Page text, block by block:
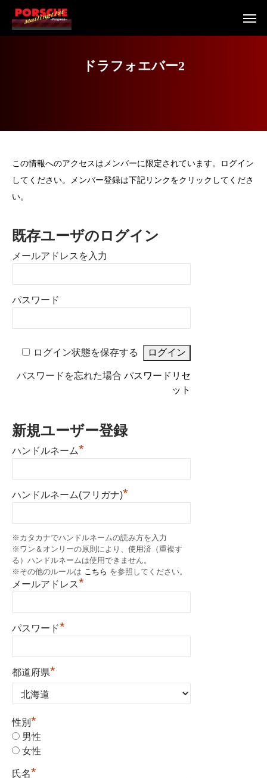
ドラ フ ォ エバー2
この情報へのアクセスはメンバーに限定されています。ログイン
してください。メンバー登録は下記リンクをクリックしてくださ
い。
既存ユーザのログイン
メールアドレスを入力
パスワード
ログイン状態を保存する
パスワードを忘れた場合 パスワードリセ
ット
新規ユーザー登録
ハンドルネーム*
ハンドルネーム(フリガナ)*
※カタカナでハンドルネームの読み方を入力
※ワン＆オンリーの原則により、使用済（重複す
る）ハンドルネームは使用できません。
※その他のルールは こちら を参照してください。
メールアドレス*
パスワード*
都道府県*
性別 *
男性
女性
氏名*